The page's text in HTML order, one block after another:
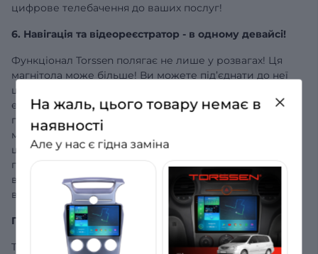
цифрове телебачення до ваших послуг!
6. Навігація та відеореєстратор - в одному девайсі!
Функціонал Torssen полягає не лише у розвагах! Ця
магнітола може більше! Ви можете під’єднати до неї
штатний відеореєстратор Torssen та використовувати
екран магнітоли для керування відеозаписом камер. У
пристрої є вбудований GPS+Glonass модуль, і ви
можете встановити будь-який навігаційний додаток,
щоб мати доступ до навігатора навіть без інтернет-
підключення. Базова комплектація магнітоли включає
встановлений Google-навігатор, але ви можете
встановити будь-який додаток на ваш смак.
Гарантія та комплектація
Torssen надає гарантію на 12 місяців з моменту покупки
На жаль, цього товару немає в
наявності
Але у нас є гідна заміна